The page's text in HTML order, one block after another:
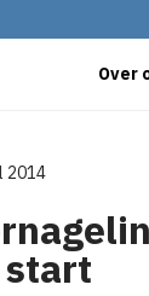
Over
2014
start